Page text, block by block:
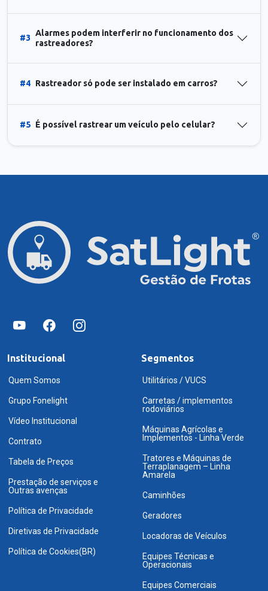
#3
Alarmes podem interferir no funcionamento dos
rastreadores?
#4 Rastreador só pode ser instalado em carros?
#5 É possível rastrear um veículo pelo celular?
Institucional
Quem Somos
Grupo Fonelight
Vídeo Institucional
Contrato
Tabela de Preços
Prestação de serviços e
Outras avenças
Política de Privacidade
Diretivas de Privacidade
Política de Cookies(BR)
Segmentos
Utilitários / VUCS
Carretas / implementos
rodoviários
Máquinas Agrícolas e
Implementos - Linha Verde
Tratores e Máquinas de
Terraplanagem – Linha
Amarela
Caminhões
Geradores
Locadoras de Veículos
Equipes Técnicas e
Operacionais
Equipes Comerciais